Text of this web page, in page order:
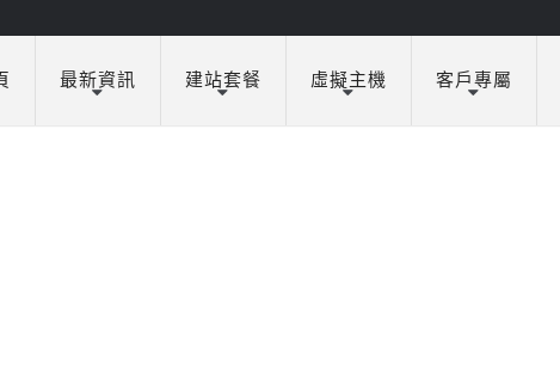
最新資訊 建站套餐 虛擬主機 客戶專屬